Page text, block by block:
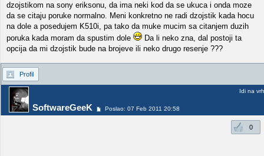
dzojstikom na sony eriksonu, da ima neki kod da se ukuca i onda moze
da se citaju poruke normalno. Meni konkretno ne radi dzojstik kada hocu
na dole a posedujem K510i, pa tako da muke mucim sa citanjem duzih
poruka kada moram da spustim dole
Da li neko zna, dal postoji ta
opcija da mi dzojstik bude na brojeve ili neko drugo resenje ???
Profil
SoftwareGeeK Poslao: 07 Feb 2011 20:58
Idi na vrh
0